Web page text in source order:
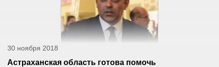
30 ноября 2018
Астраханская область готова помочь